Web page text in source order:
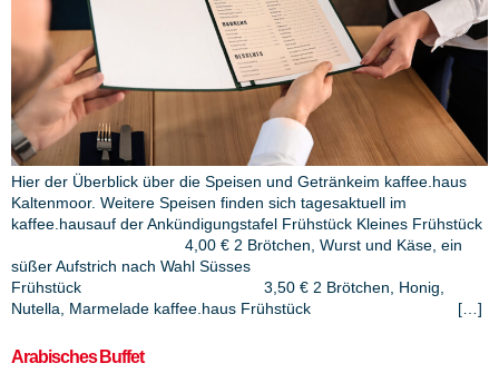
Hier der Überblick über die Speisen und Getränkeim kaffee.haus
Kaltenmoor. Weitere Speisen finden sich tagesaktuell im
kaffee.hausauf der Ankündigungstafel Frühstück Kleines Frühstück
4,00 € 2 Brötchen, Wurst und Käse, ein
süßer Aufstrich nach Wahl Süsses
Frühstück 3,50 € 2 Brötchen, Honig,
Nutella, Marmelade kaffee.haus Frühstück […]
Arabisches Buffet